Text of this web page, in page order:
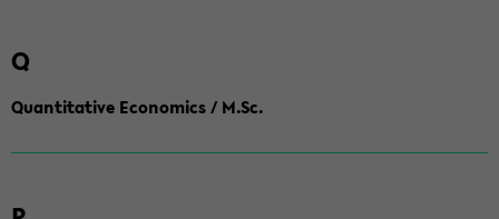
Q
Quantitative Economics / M.Sc.